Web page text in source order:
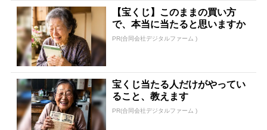
【宝くじ】このままの買い方
で、本当に当たると思いますか
PR(合同会社デジタルファーム )
宝くじ当たる人だけがやってい
ること、教えます
PR(合同会社デジタルファーム )